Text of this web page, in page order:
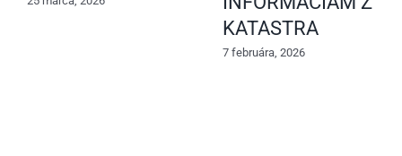
KATASTRA
7 februára, 2026